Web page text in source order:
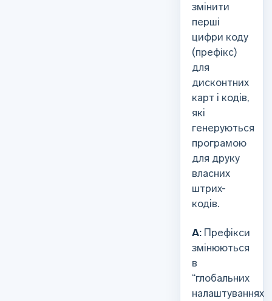
змінити
перші
цифри коду
(префікс)
для
дисконтних
карт і кодів,
які
генеруються
програмою
для друку
власних
штрих-
кодів.
А: Префікси
змінюються
в
“глобальних
налаштуваннях